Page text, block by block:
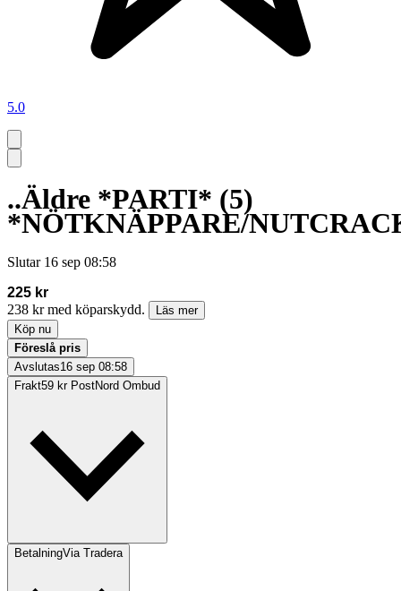
5.0
..Äldre *PARTI* (5)
*NÖTKNÄPPARE/
Slutar 16 sep 08:58
225 kr
238 kr med köparskydd.
Läs mer
Köp nu
Föreslå pris
Avslutas16 sep 08:58
Frakt59 kr PostNord Ombud
BetalningVia Tradera